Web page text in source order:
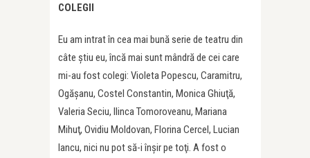
COLEGII
Eu am intrat în cea mai bună serie de teatru din
câte ştiu eu, încă mai sunt mândră de cei care
mi-au fost colegi: Violeta Popescu, Caramitru,
Ogăşanu, Costel Constantin, Monica Ghiuţă,
Valeria Seciu, Ilinca Tomoroveanu, Mariana
Mihuţ, Ovidiu Moldovan, Florina Cercel, Lucian
Iancu, nici nu pot să-i înşir pe toţi. A fost o